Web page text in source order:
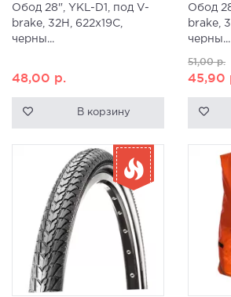
Обод 28", YKL-D1, под V-
brake, 32H, 622x19С,
черны...
48,00 р.
В корзину
Обод
brake,
черны...
51,00р.
45,90